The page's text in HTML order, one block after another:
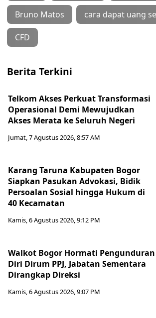
Bruno Matos cara dapat uang
CFD
Berita Terkini
Telkom Akses Perkuat Transformasi
Operasional Demi Mewujudkan
Akses Merata ke Seluruh Negeri
Jumat, 7 Agustus 2026, 8:57 AM
Karang Taruna Kabupaten Bogor
Siapkan Pasukan Advokasi, Bidik
Persoalan Sosial hingga Hukum di
40 Kecamatan
Kamis, 6 Agustus 2026, 9:12 PM
Walkot Bogor Hormati Pengunduran
Diri Dirum PPJ, Jabatan Sementara
Dirangkap Direksi
Kamis, 6 Agustus 2026, 9:07 PM